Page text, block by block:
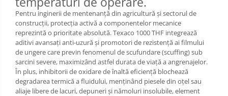
Pentru inginerii de mentenanță din agricultură și sectorul de
construcții, protecția activă a componentelor mecanice
reprezintă o prioritate absolută. Texaco 1000 THF integrează
aditivi avansați anti-uzură și promotori de rezistență ai filmului
de ungere care previn fenomenul de scufundare (scuffing) sub
sarcini severe, maximizând astfel durata de viață a angrenajelor.
În plus, inhibitorii de oxidare de înaltă eficiență blochează
degradarea termică a fluidului, menținând piesele din oțel sau
aliaje libere de lacuri, depuneri și nămoluri insolubile, element